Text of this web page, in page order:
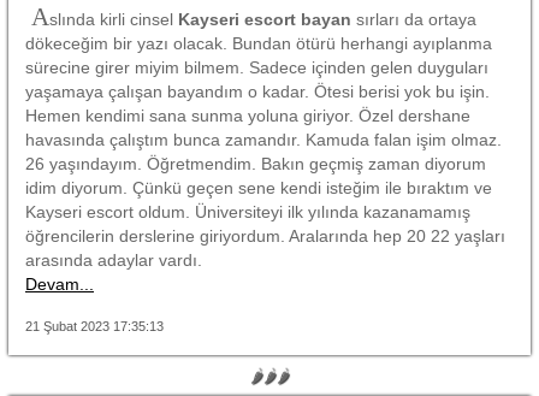
Aslında kirli cinsel Kayseri escort bayan sırları da ortaya
dökeceğim bir yazı olacak. Bundan ötürü herhangi ayıplanma
sürecine girer miyim bilmem. Sadece içinden gelen duyguları
yaşamaya çalışan bayandım o kadar. Ötesi berisi yok bu işin.
Hemen kendimi sana sunma yoluna giriyor. Özel dershane
havasında çalıştım bunca zamandır. Kamuda falan işim olmaz.
26 yaşındayım. Öğretmendim. Bakın geçmiş zaman diyorum
idim diyorum. Çünkü geçen sene kendi isteğim ile bıraktım ve
Kayseri escort oldum. Üniversiteyi ilk yılında kazanamamış
öğrencilerin derslerine giriyordum. Aralarında hep 20 22 yaşları
arasında adaylar vardı.
Devam...
21 Şubat 2023 17:35:13
🌶🌶🌶